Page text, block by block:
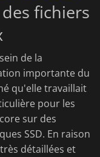
fichiers
de la
importante du
qu'elle travaillait
pour les
sur des
SSD. En raison
détaillées et